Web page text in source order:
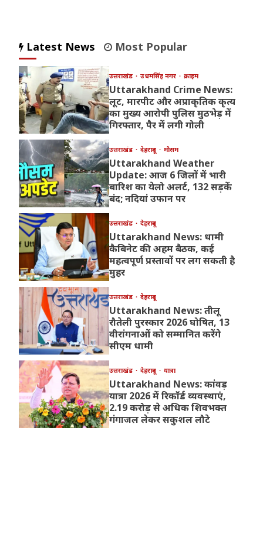
Latest News Most Popular
उत्तराखंड उधमसिंह नगर क्राइम
Uttarakhand Crime News:
लूट, मारपीट और अप्राकृतिक कृत्य
का मुख्य आरोपी पुलिस मुठभेड़ में
गिरफ्तार, पैर में लगी गोली
उत्तराखंड देहरादून मौसम
Uttarakhand Weather
Update: आज 6 जिलों में भारी
बारिश का येलो अलर्ट, 132 सड़कें
बंद; नदियां उफान पर
उत्तराखंड देहरादून
Uttarakhand News: धामी
कैबिनेट की अहम बैठक, कई
महत्वपूर्ण प्रस्तावों पर लग सकती है
मुहर
उत्तराखंड देहरादून
Uttarakhand News: तीलू
रौतेली पुरस्कार 2026 घोषित, 13
वीरांगनाओं को सम्मानित करेंगे
सीएम धामी
उत्तराखंड देहरादून यात्रा
Uttarakhand News: कांवड़
यात्रा 2026 में रिकॉर्ड व्यवस्थाएं,
2.19 करोड़ से अधिक शिवभक्त
गंगाजल लेकर सकुशल लौटे